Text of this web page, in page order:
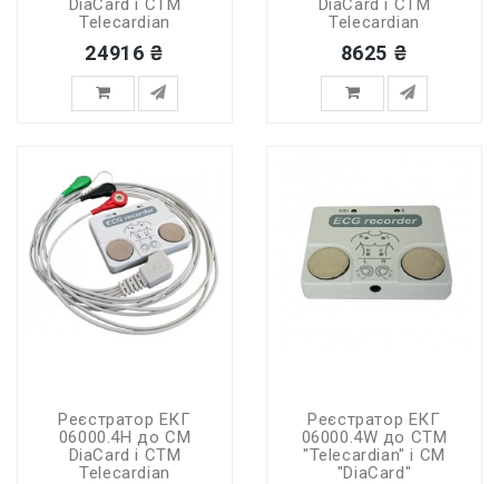
DiaCard і СТМ
Telecardian
24916 ₴
DiaCard і СТМ
Telecardian
8625 ₴
Реєстратор ЕКГ
06000.4H до СМ
DiaCard і СТМ
Telecardian
Реєстратор ЕКГ
06000.4W до СТМ
"Telecardian" і СМ
"DiaCard"